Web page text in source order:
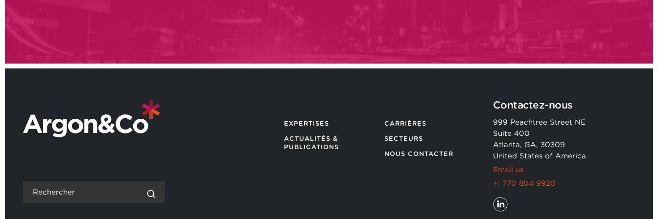
EXPERTISES
ACTUALITÉS &
PUBLICATIONS
CARRIÈRES
SECTEURS
NOUS CONTACTER
Contactez-nous
999 Peachtree Street NE
Suite 400
Atlanta, GA, 30309
United States of America
Email us
+1 770 804 9920